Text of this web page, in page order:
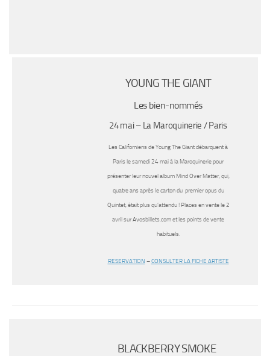
YOUNG THE GIANT
Les bien-nommés
24 mai – La Maroquinerie / Paris
Les Californiens de Young The Giant débarquent à
Paris le samedi 24 mai à la Maroquinerie pour
présenter leur nouvel album Mind Over Matter, qui,
quatre ans après le carton du premier opus du
Quintet, était plus qu’attendu ! Places en vente le 2
avril sur Avosbillets.com et les points de vente
habituels.
RESERVATION –CONSULTER LA FICHE ARTISTE
BLACKBERRY SMOKE